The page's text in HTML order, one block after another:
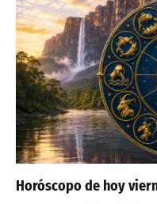
Horóscopo de hoy